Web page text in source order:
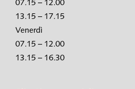
07.15 – 12.00
13.15 – 17.15
Venerdì
07.15 – 12.00
13.15 – 16.30